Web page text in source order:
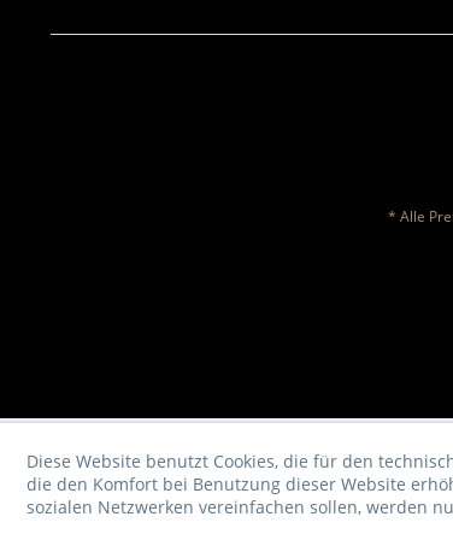
* Alle
Diese Website benutzt Cookies, die für den
die den Komfort bei Benutzung dieser Website
sozialen Netzwerken vereinfachen sollen, werden